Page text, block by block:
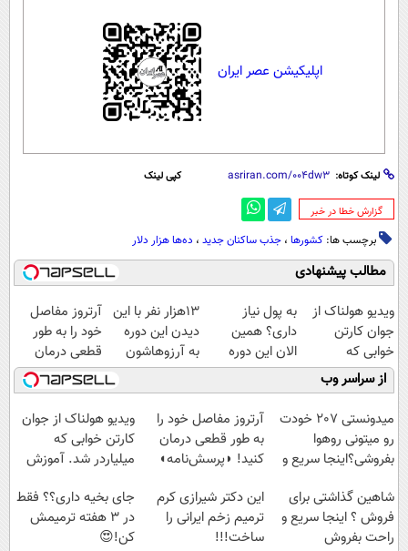
اپلیکیشن عصر ایران
لینک کوتاه: کپی لینک
‌گزارش خطا در خبر
برچسب ها: کشورها ، جذب ساکنان جدید ، ده‌ها هزار دلار
مطالب پیشنهادی
ویدیو هولناک از
جوان کارتن
خوابی که
میلیاردر شد.
آموزش رایگان
به پول نیاز
داری؟ همین
الان این دوره
رایگان رو شرکت
کن تا دیر نشده!
13هزار نفر با این
دیدن این دوره
به آرزوهاشون
رسیدن | ثبت‌‌نام
رایگان
آرتروز مفاصل
خود را به طور
قطعی درمان
کنید!
◗پرسش‌نامه◖
از سراسر وب
میدونستی 207 خودت
رو میتونی روهوا
بفروشی؟اینجا سریع و
آرتروز مفاصل خود را
به طور قطعی درمان
کنید! ◗پرسش‌نامه◖
ویدیو هولناک از جوان
کارتن خوابی که
میلیاردر شد. آموزش
شاهین گذاشتی برای
فروش ؟ اینجا سریع و
راحت بفروش
این دکتر شیرازی کرم
ترمیم زخم ایرانی را
ساخت!!!
جای بخیه داری؟؟ فقط
در 3 هفته ترمیمش
کن!😍